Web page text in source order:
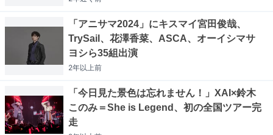
「アニサマ2024」にキスマイ宮田俊哉、
TrySail、花澤香菜、ASCA、オーイシマサ
ヨシら35組出演
2年以上前
「今日見た景色は忘れません！」XAI×鈴木
このみ＝She is Legend、初の全国ツアー完
走